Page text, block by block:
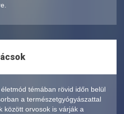
témában rövid időn belül
a természetgyógyászattal
között orvosok is várják a